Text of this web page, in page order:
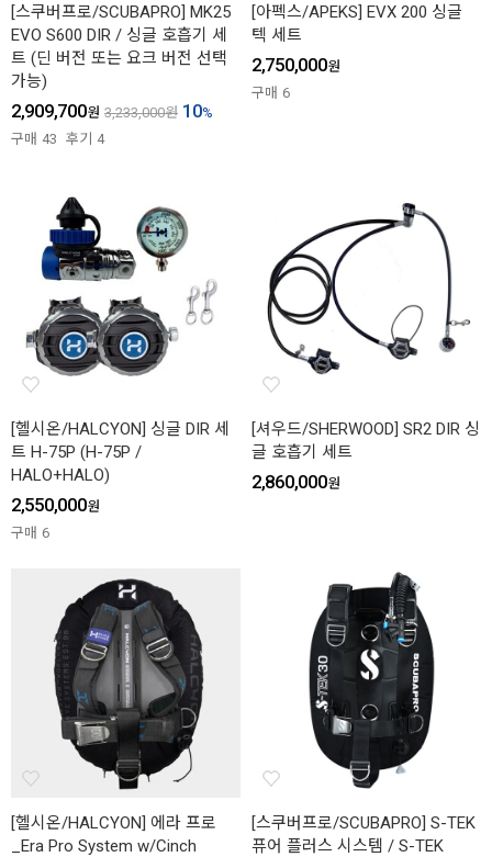
[스쿠버프로/SCUBAPRO] MK25
EVO S600 DIR / 싱글 호흡기 세
트 (딘 버전 또는 요크 버전 선택
가능)
2,909,700원 3,233,000원 10%
구매 43 후기 4
[아펙스/APEKS] EVX 200 싱글
텍 세트
2,750,000원
구매 6
[헬시온/HALCYON] 싱글 DIR 세
트 H-75P (H-75P /
HALO+HALO)
2,550,000원
구매 6
[셔우드/SHERWOOD] SR2 DIR 싱
글 호흡기 세트
2,860,000원
[헬시온/HALCYON] 에라 프로
_Era Pro System w/Cinch
[스쿠버프로/SCUBAPRO] S-TEK
퓨어 플러스 시스템 / S-TEK